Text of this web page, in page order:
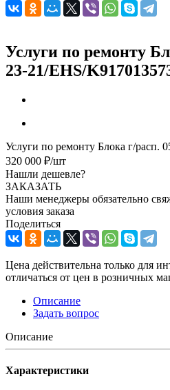
Услуги по ремонту
23-21/EHS/
Услуги по ремонту Блока г/расп.
320 000 ₽/шт
Нашли дешевле?
ЗАКАЗАТЬ
Наши менеджеры обязательно
условия заказа
Поделиться
Цена действительна только для
отличаться от цен в розничных
Описание
Задать вопрос
Описание
Характеристики